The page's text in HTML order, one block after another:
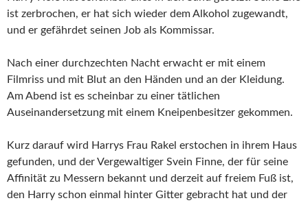
ist zerbrochen, er hat sich wieder dem Alkohol zugewandt,
und er gefährdet seinen Job als Kommissar.
Nach einer durchzechten Nacht erwacht er mit einem
Filmriss und mit Blut an den Händen und an der Kleidung.
Am Abend ist es scheinbar zu einer tätlichen
Auseinandersetzung mit einem Kneipenbesitzer gekommen.
Kurz darauf wird Harrys Frau Rakel erstochen in ihrem Haus
gefunden, und der Vergewaltiger Svein Finne, der für seine
Affinität zu Messern bekannt und derzeit auf freiem Fuß ist,
den Harry schon einmal hinter Gitter gebracht hat und der